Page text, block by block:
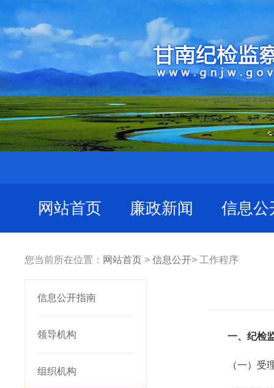
网站首页 廉政新闻 信息公
您当前所在位置： 网站首页 > 信息公开> 工作程序
信息公开指南
领导机构
组织机构
一、纪检
（一）受